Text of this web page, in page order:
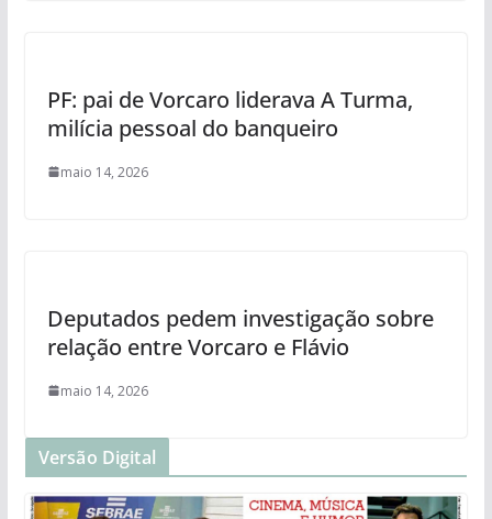
PF: pai de Vorcaro liderava A Turma,
milícia pessoal do banqueiro
maio 14, 2026
Deputados pedem investigação sobre
relação entre Vorcaro e Flávio
maio 14, 2026
Versão Digital